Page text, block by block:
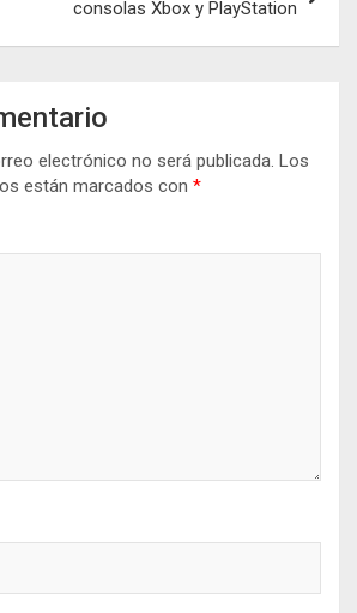
consolas Xbox y PlayStation
electrónico no será publicada. Los
están marcados con *